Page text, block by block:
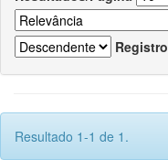
Resultado 1-1 de 1.